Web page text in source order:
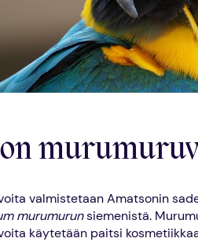
valmistetaan Amatsonin
murumurunsiemenistä.
käytetään paitsi